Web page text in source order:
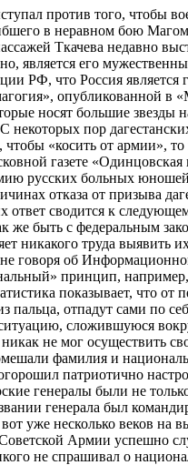
против того, чтобы
в неравном бою
Ткачева недавно
является его
РФ, что Россия
опубликованной в
носят большие
пор
«косить от армии»,
газете
русских больных
отказа от призыва
сводится к
же быть с федеральным
никакого труда
говоря об
принцип,
показывает, что
отпадут сами по
сложившуюся
не мог осуществить
фамилия и
патриотично
генералы были не
генерала был
уже несколько веков
Армии успешно
не спрашивал о